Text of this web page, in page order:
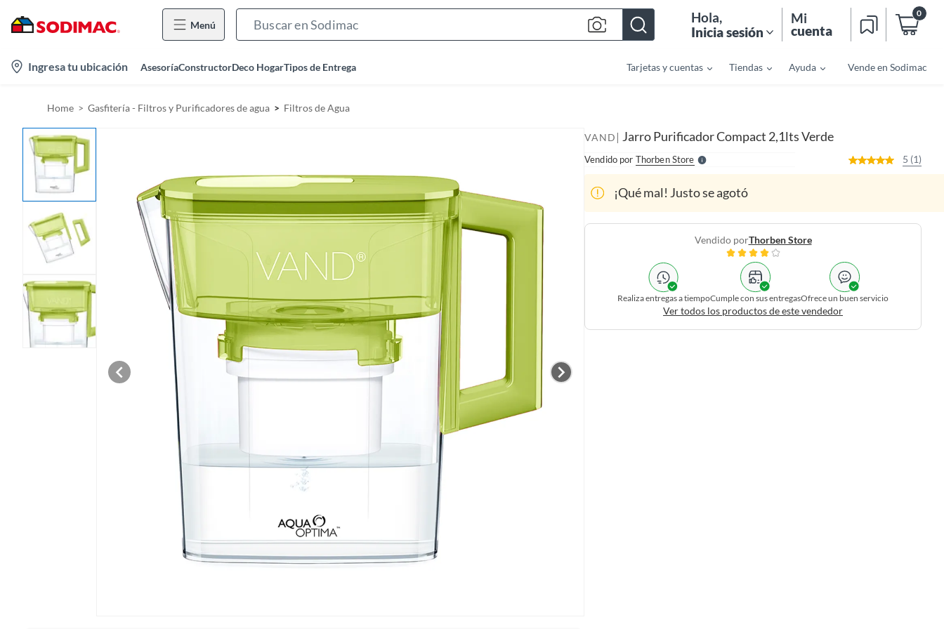
Menú Hola,
Inicia sesión
Mi
cuenta
0
Ingresa tu ubicación AsesoríaConstructorDeco HogarTipos de Entrega Tarjetas y cuentas Tiendas Ayuda Vende en Sodimac
Home Gasfitería - Filtros y Purificadores de agua Filtros de Agua
VAND | Jarro Purificador Compact 2,1lts Verde
Vendido por Thorben StoreS
l
l
5 (1)
¡Qué mal! Justo se agotó
Vendido porThorben Store
Realiza entregas a tiempoCumple con sus entregasOfrece un buen servicio
Ver todos los productos de este vendedor